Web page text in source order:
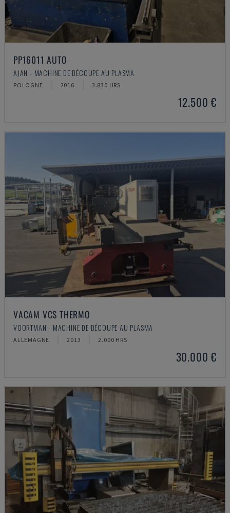
PP16011 AUTO
AJAN - MACHINE DE DÉCOUPE AU PLASMA
POLOGNE 2016 3.830 HRS
12.500 €
VACAM VCS THERMO
VOORTMAN - MACHINE DE DÉCOUPE AU PLASMA
ALLEMAGNE 2013 2.000 HRS
30.000 €